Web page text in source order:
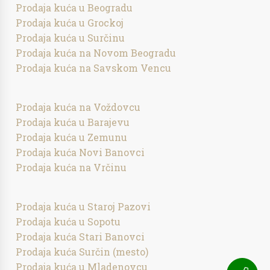
Prodaja kuća u Beogradu
Prodaja kuća u Grockoj
Prodaja kuća u Surčinu
Prodaja kuća na Novom Beogradu
Prodaja kuća na Savskom Vencu
Prodaja kuća na Voždovcu
Prodaja kuća u Barajevu
Prodaja kuća u Zemunu
Prodaja kuća Novi Banovci
Prodaja kuća na Vrčinu
Prodaja kuća u Staroj Pazovi
Prodaja kuća u Sopotu
Prodaja kuća Stari Banovci
Prodaja kuća Surčin (mesto)
Prodaja kuća u Mladenovcu